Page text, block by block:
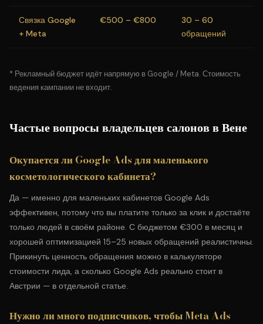
Связка Google
+ Meta
€500 – €800
30 – 60
обращений
* Рекламный бюджет идёт напрямую в Google / Meta. Стоимость
ведения кампании не входит.
Частые вопросы владельцев салонов в Вене
Окупается ли Google Ads для маленького
косметологического кабинета?
Да — именно для маленьких кабинетов Google Ads
эффективен, потому что вы платите только за клик и достаёте
только людей в своём районе. С бюджетом €300 в месяц и
хорошей оптимизацией 15–25 новых обращений реалистичны.
Прикинуть ценность обращения можно в калькуляторе
стоимости лида, а сколько Google Ads реально стоит в
Австрии — в отдельной статье.
Нужно ли много подписчиков, чтобы Meta Ads